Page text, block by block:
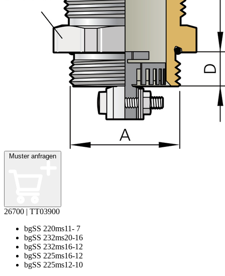
Muster anfragen
26700 | TT03900
bgSS 220ms11- 7
bgSS 232ms20-16
bgSS 232ms16-12
bgSS 225ms16-12
bgSS 225ms12-10